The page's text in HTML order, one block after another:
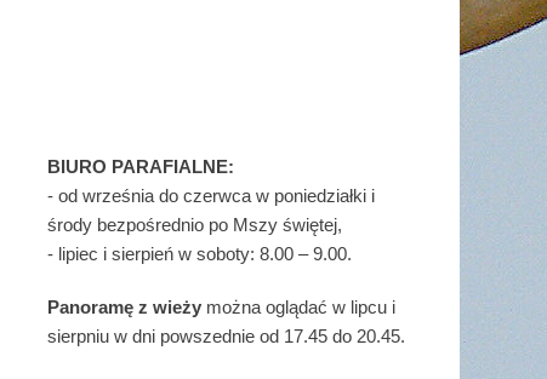
BIURO PARAFIALNE:
- od września do czerwca w poniedziałki i
środy bezpośrednio po Mszy świętej,
- lipiec i sierpień w soboty: 8.00 – 9.00.
Panoramę z wieży można oglądać w lipcu i
sierpniu w dni powszednie od 17.45 do 20.45.